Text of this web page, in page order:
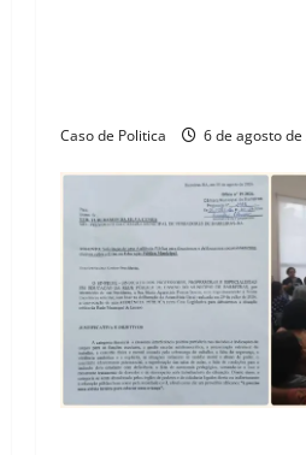
Caso de Politica 6 de agosto